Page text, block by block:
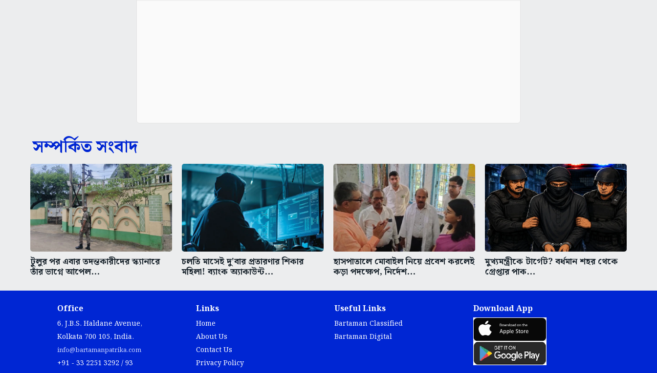
সম্পর্কিত সংবাদ
টুলুর পর এবার তদন্তকারীদের স্ক্যানারে
তাঁর ভাগ্নে আপেল...
চলতি মাসেই দু'বার প্রতারণার শিকার
মহিলা! ব্যাংক অ্যাকাউন্ট...
হাসপাতালে মোবাইল নিয়ে প্রবেশ করলেই
কড়া পদক্ষেপ, নির্দেশ...
মুখ্যমন্ত্রীকে টার্গেট? বর্ধমান শহর থেকে
গ্রেপ্তার পাক...
Office
6, J.B.S. Haldane Avenue,
Kolkata 700 105, India.
info@bartamanpatrika.com
+91 - 33 2251 3292 / 93
Links
Home
About Us
Contact Us
Privacy Policy
Useful Links
Bartaman Classified
Bartaman Digital
Download App